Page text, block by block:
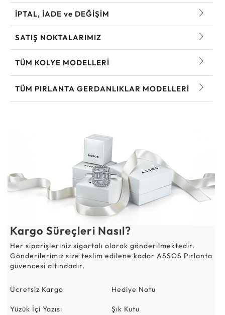
İPTAL, İADE ve DEĞİŞİM
SATIŞ NOKTALARIMIZ
TÜM KOLYE MODELLERI
TÜM PIRLANTA GERDANLIKLAR MODELLERI
Kargo Süreçleri Nasıl?
Her siparişleriniz sigortalı olarak gönderilmektedir.
Gönderilerimiz size teslim edilene kadar ASSOS Pırlanta
güvencesi altındadır.
Ücretsiz Kargo Hediye Notu
Yüzük İçi Yazısı Şık Kutu